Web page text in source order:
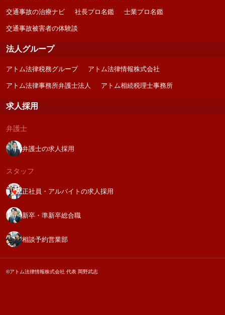
交通事故の治療ナビ 社長プロ名鑑 士業プロ名鑑
交通事故被害者の体験談
法人グループ
アトム法律税務グループ アトム法律情報株式会社
アトム法律事務所弁護士法人 アトム相続税理士事務所
求人採用
弁護士
弁護士の求人採用
スタッフ
正社員・アルバイトの求人採用
新卒・準新卒総合職
相談予約営業部
©アトム法律情報株式会社 代表 岡野武志